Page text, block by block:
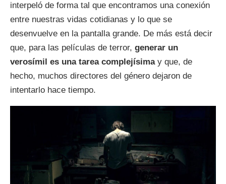
interpeló de forma tal que encontramos una conexión
entre nuestras vidas cotidianas y lo que se
desenvuelve en la pantalla grande. De más está decir
que, para las películas de terror, generar un
verosímil es una tarea complejísimay que, de
hecho, muchos directores del género dejaron de
intentarlo hace tiempo.